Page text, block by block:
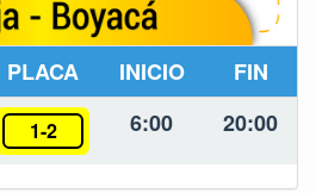
PLACA INICIO FIN
1-2 6:00 20:00